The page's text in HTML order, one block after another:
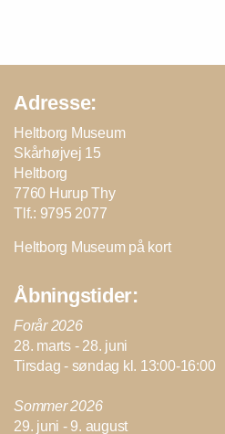
Adresse:
Heltborg Museum
Skårhøjvej 15
Heltborg
7760 Hurup Thy
Tlf.: 9795 2077
Heltborg Museum på kort
Åbningstider:
Forår 2026
28. marts - 28. juni
Tirsdag - søndag kl. 13:00-16:00
Sommer 2026
29. juni - 9. august